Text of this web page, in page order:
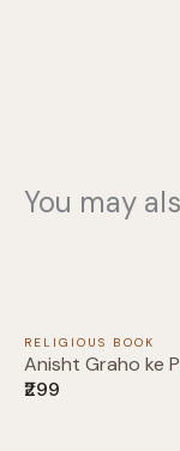
You may
RELIGIOUS BOOK
Anisht Graho ke
₹299